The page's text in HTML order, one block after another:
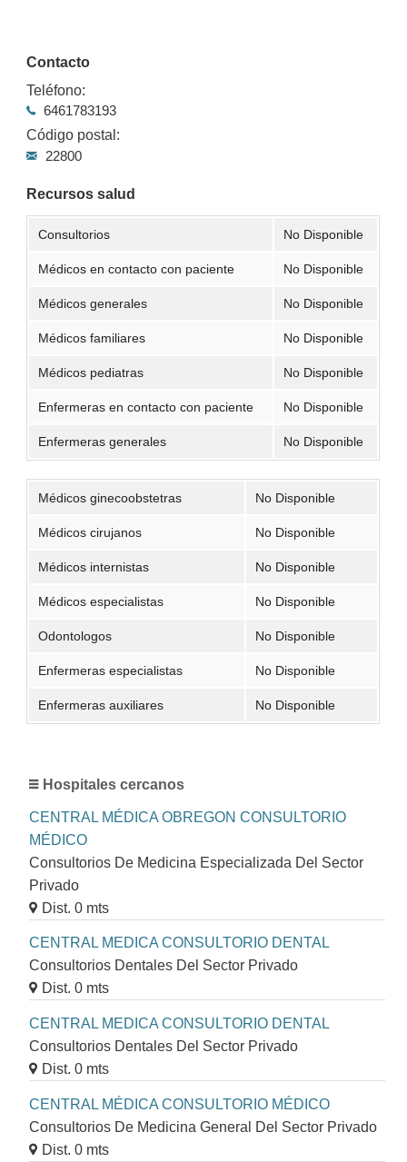
Contacto
Teléfono:
6461783193
Código postal:
22800
Recursos salud
Consultorios No Disponible
Médicos en contacto con paciente No Disponible
Médicos generales No Disponible
Médicos familiares No Disponible
Médicos pediatras No Disponible
Enfermeras en contacto con paciente No Disponible
Enfermeras generales No Disponible
Médicos ginecoobstetras No Disponible
Médicos cirujanos No Disponible
Médicos internistas No Disponible
Médicos especialistas No Disponible
Odontologos No Disponible
Enfermeras especialistas No Disponible
Enfermeras auxiliares No Disponible
Hospitales cercanos
CENTRAL MÉDICA OBREGON CONSULTORIO
MÉDICO
Consultorios De Medicina Especializada Del Sector
Privado
Dist. 0 mts
CENTRAL MEDICA CONSULTORIO DENTAL
Consultorios Dentales Del Sector Privado
Dist. 0 mts
CENTRAL MEDICA CONSULTORIO DENTAL
Consultorios Dentales Del Sector Privado
Dist. 0 mts
CENTRAL MÉDICA CONSULTORIO MÉDICO
Consultorios De Medicina General Del Sector Privado
Dist. 0 mts